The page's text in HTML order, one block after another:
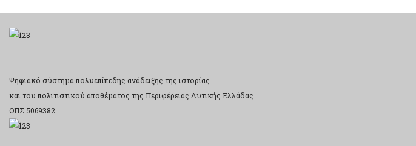
Ψηφιακό σύστημα πολυεπίπεδης ανάδειξης της ιστορίας
και του πολιτιστικού αποθέματος της Περιφέρειας Δυτικής Ελλάδας
ΟΠΣ 5069382